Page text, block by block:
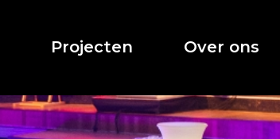
Projecten Over ons